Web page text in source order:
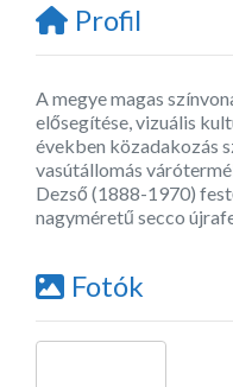
Profil
A megye magas
elősegítése, vizuális
években közadakozás
vasútállomás
Dezső (1888-1970)
nagyméretű secco
Fotók